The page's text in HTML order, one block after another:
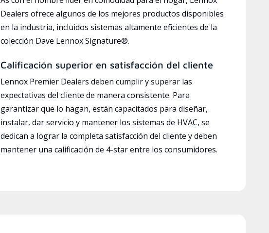
Dealers ofrece algunos de los mejores productos disponibles
en la industria, incluidos sistemas altamente eficientes de la
colección Dave Lennox Signature®.
Calificación superior en satisfacción del cliente
Lennox Premier Dealers deben cumplir y superar las
expectativas del cliente de manera consistente. Para
garantizar que lo hagan, están capacitados para diseñar,
instalar, dar servicio y mantener los sistemas de HVAC, se
dedican a lograr la completa satisfacción del cliente y deben
mantener una calificación de 4-star entre los consumidores.